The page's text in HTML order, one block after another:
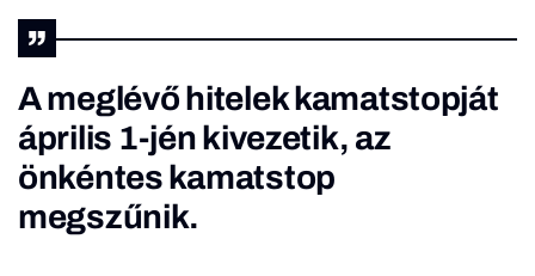
A meglévő hitelek kamatstopját
április 1-jén kivezetik, az
önkéntes kamatstop
megszűnik.